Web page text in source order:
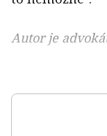
Autor je